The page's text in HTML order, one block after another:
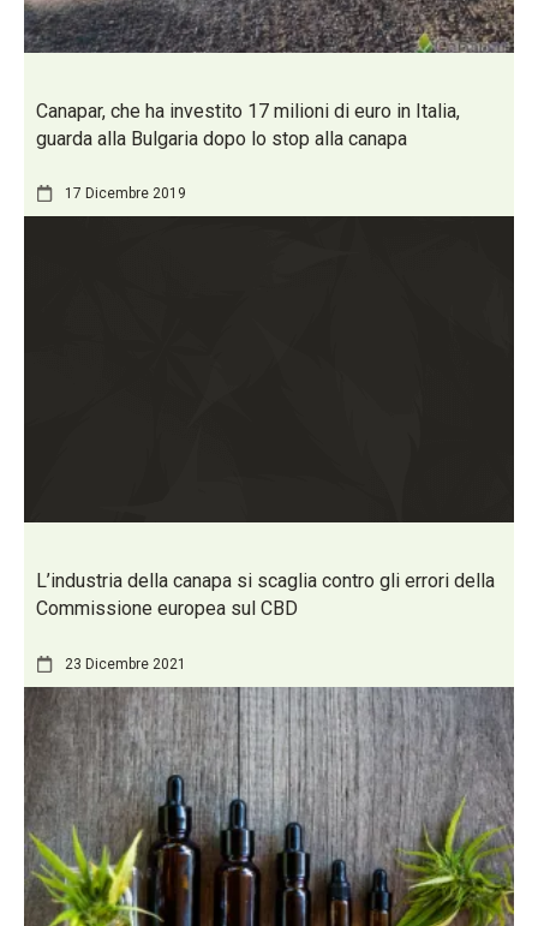
Canapar, che ha investito 17 milioni di euro in Italia,
guarda alla Bulgaria dopo lo stop alla canapa
17 Dicembre 2019
L’industria della canapa si scaglia contro gli errori della
Commissione europea sul CBD
23 Dicembre 2021